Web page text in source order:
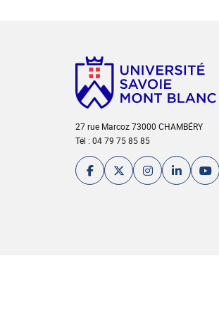
27 rue Marcoz 73000 CHAMBÉRY
Tél : 04 79 75 85 85